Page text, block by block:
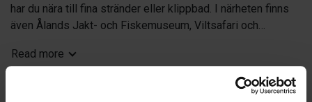
har du nära till fina stränder eller klippbad. I närheten finns
även Ålands Jakt- och Fiskemuseum, Viltsafari och
Vi erbjuder också turer ut till Märkets fyr, beläget på en liten
holme mitt på gränsen mellan Sverige och Finland!
Read more